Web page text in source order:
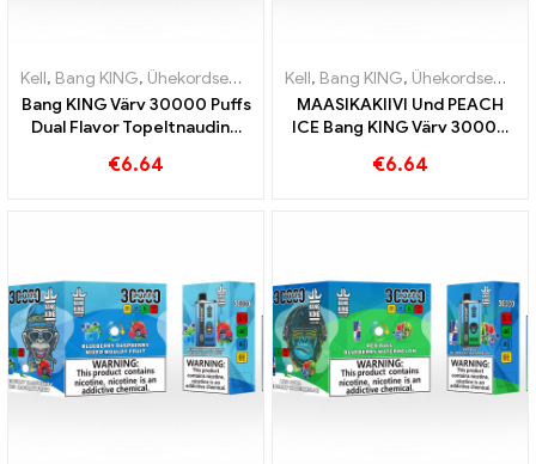
Kell, Bang KING, Ühekordsed e-sigaretid Leedu ,Ühekordsed e-
Bang KING Värv 30000 Puffs
Dual Flavor Topeltnauding
vaarikaga
€6.64
Kell, Bang KING, Ühekordsed e-sigaretid Leedu
MAASIKAKIIVI Und PEACH
ICE Bang KING Värv 30000
e-sigaret – kahekordne
€6.64